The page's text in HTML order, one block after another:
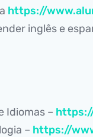
https://
inglês e
Idiomas –
– https://